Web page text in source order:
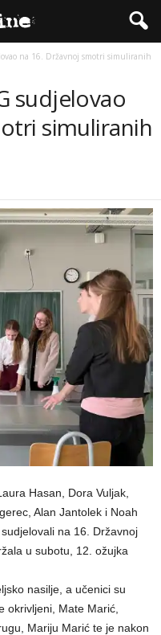
na 16. Državnoj smotri simuliranih
sudjelovao
simuliranih
Hasan, Dora Vuljak,
Alan Jantolek i Noah
na 16. Državnoj
u subotu, 12. ožujka
nasilje, a učenici su
okrivljeni, Mate Marić,
Mariju Marić te je nakon